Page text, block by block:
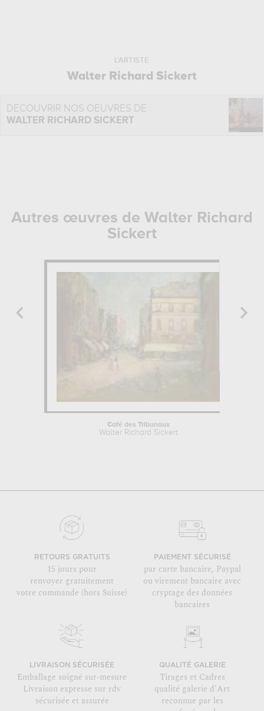
L'ARTISTE
Walter Richard Sickert
DÉCOUVRIR NOS OEUVRES DE
WALTER RICHARD SICKERT
Autres œuvres de Walter Richard
Sickert
Café des Tribunaux
Walter Richard Sickert
RETOURS GRATUITS
15 jours pour
renvoyer gratuitement
votre commande (hors Suisse)
PAIEMENT SÉCURISÉ
par carte bancaire, Paypal
ou virement bancaire avec
cryptage des données
bancaires
LIVRAISON SÉCURISÉE
Emballage soigné sur-mesure
Livraison expresse sur rdv
sécurisée et assurée
QUALITÉ GALERIE
Tirages et Cadres
qualité galerie d'Art
reconnue par les